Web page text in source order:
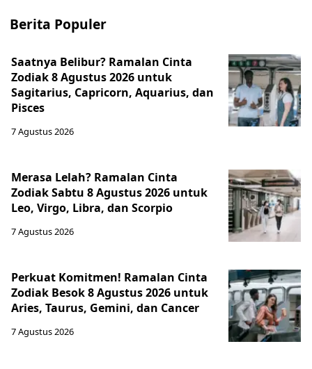
Berita Populer
Saatnya Belibur? Ramalan Cinta
Zodiak 8 Agustus 2026 untuk
Sagitarius, Capricorn, Aquarius, dan
Pisces
7 Agustus 2026
Merasa Lelah? Ramalan Cinta
Zodiak Sabtu 8 Agustus 2026 untuk
Leo, Virgo, Libra, dan Scorpio
7 Agustus 2026
Perkuat Komitmen! Ramalan Cinta
Zodiak Besok 8 Agustus 2026 untuk
Aries, Taurus, Gemini, dan Cancer
7 Agustus 2026